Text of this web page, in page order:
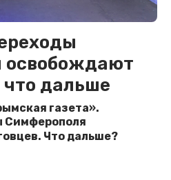
освобождают
что дальше
газета».
Симферополя
Что дальше?